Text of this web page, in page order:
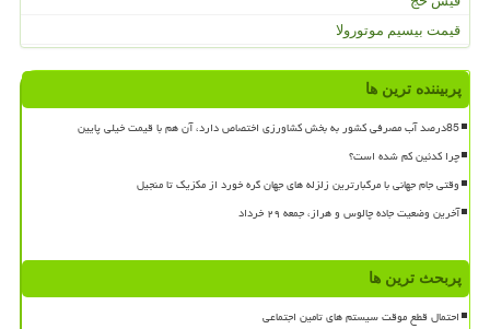
قیمت بیسیم موتورولا
پربیننده ترین ها
85درصد آب مصرفی کشور به بخش کشاورزی اختصاص دارد، آن هم با قیمت خیلی پایین
چرا کدئین کم شده است؟
وقتی جام جهانی با مرگبارترین زلزله های جهان گره خورد از مکزیک تا منجیل
آخرین وضعیت جاده چالوس و هراز، جمعه ۲۹ خرداد
پربحث ترین ها
احتمال قطع موقت سیستم های تامین اجتماعی